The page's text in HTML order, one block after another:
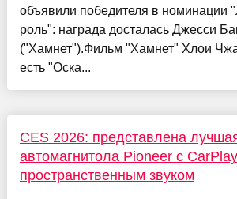
объявили победителя в номинации
роль": награда досталась Джесси
("Хамнет").Фильм "Хамнет" Хлои
есть "Оска...
CES 2026: представлена
автомагнитола Pioneer с
пространственным звуком